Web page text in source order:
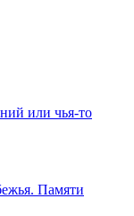
или чья-то
Памяти